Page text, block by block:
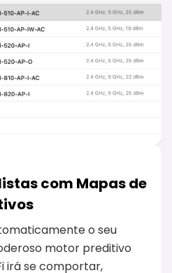
com Mapas de
o seu
motor preditivo
irá se comportar,